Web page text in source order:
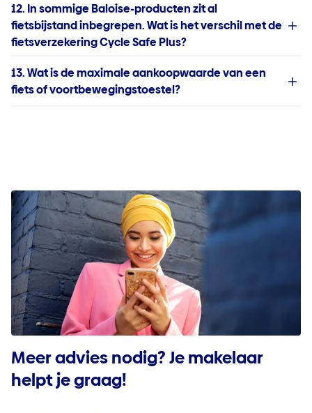
12. In sommige Baloise-producten zit al
fietsbijstand inbegrepen. Wat is het verschil met de
fietsverzekering Cycle Safe Plus?
13. Wat is de maximale aankoopwaarde van een
fiets of voortbewegingstoestel?
Meer advies nodig? Je makelaar
helpt je graag!